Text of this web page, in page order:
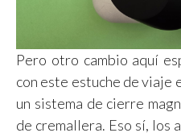
Pero otro cambio aquí
con este estuche de viaje
un sistema de cierre
de cremallera. Eso sí, los